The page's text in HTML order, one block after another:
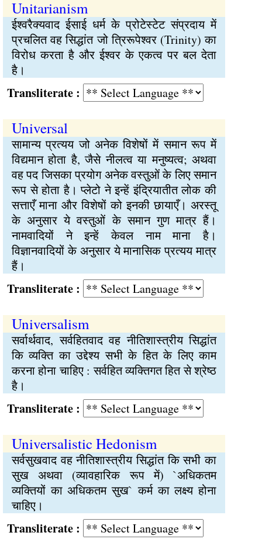
Unitarianism
ईश्वरैक्यवाद ईसाई धर्म के प्रोटेस्टेट संप्रदाय में
प्रचलित वह सिद्धांत जो त्रिरूपेश्वर (Trinity) का
विरोध करता है और ईश्वर के एकत्व पर बल देता
है।
:
Universal
सामान्य प्रत्यय जो अनेक विशेषों में समान रूप में
विद्यमान होता है, जैसे नीलत्व या मनुष्यत्व; अथवा
वह पद जिसका प्रयोग अनेक वस्तुओं के लिए समान
रूप से होता है। प्लेटो ने इन्हें इंद्रियातीत लोक की
सत्ताएँ माना और विशेषों को इनकी छायाएँ। अरस्तू
के अनुसार ये वस्तुओं के समान गुण मात्र हैं।
नामवादियों ने इन्हें केवल नाम माना है।
विज्ञानवादियों के अनुसार ये मानासिक प्रत्यय मात्र
हैं।
:
Universalism
सर्वार्थवाद, सर्वहितवाद वह नीतिशास्त्रीय सिद्धांत
कि व्यक्ति का उद्देश्य सभी के हित के लिए काम
करना होना चाहिए : सर्वहित व्यक्तिगत हित से श्रेष्ठ
है।
:
Universalistic Hedonism
सर्वसुखवाद वह नीतिशास्त्रीय सिद्धांत कि सभी का
सुख अथवा (व्यावहारिक रूप में) `अधिकतम
व्यक्तियों का अधिकतम सुख` कर्म का लक्ष्य होना
चाहिए।
: